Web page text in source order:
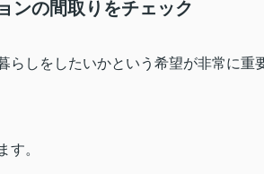
ンの間取りをチェック
らしをしたいかという希望が非常に重
す。